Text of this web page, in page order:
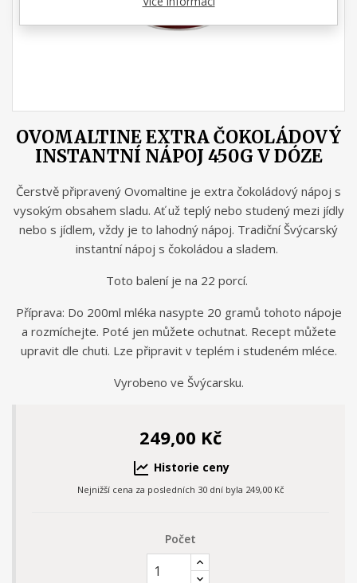
OVOMALTINE EXTRA ČOKOLÁDOVÝ
INSTANTNÍ NÁPOJ 450G V DÓZE
Čerstvě připravený Ovomaltine je extra čokoládový nápoj s
vysokým obsahem sladu. Ať už teplý nebo studený mezi jídly
nebo s jídlem, vždy je to lahodný nápoj. Tradiční Švýcarský
instantní nápoj s čokoládou a sladem.
Toto balení je na 22 porcí.
Příprava: Do 200ml mléka nasypte 20 gramů tohoto nápoje
a rozmíchejte. Poté jen můžete ochutnat. Recept můžete
upravit dle chuti. Lze připravit v teplém i studeném mléce.
Vyrobeno ve Švýcarsku.
249,00 Kč
Historie ceny
Nejnižší cena za posledních 30 dní byla 249,00 Kč
Počet